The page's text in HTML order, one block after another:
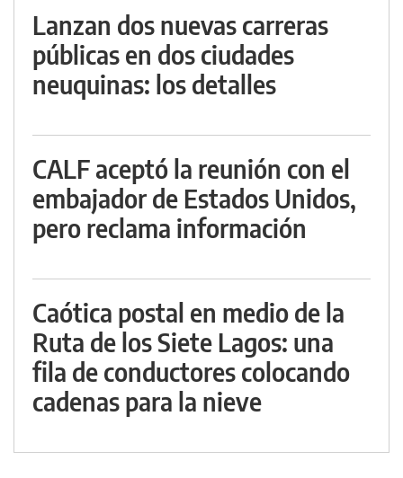
Lanzan dos nuevas carreras
públicas en dos ciudades
neuquinas: los detalles
CALF aceptó la reunión con el
embajador de Estados Unidos,
pero reclama información
Caótica postal en medio de la
Ruta de los Siete Lagos: una
fila de conductores colocando
cadenas para la nieve